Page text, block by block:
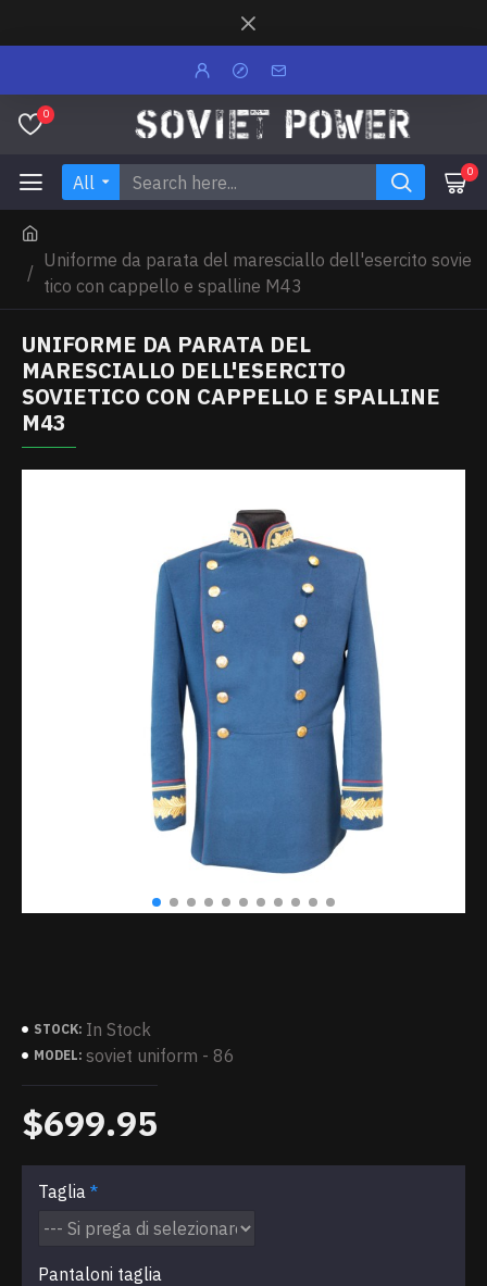
0
All 0
Uniforme da parata del maresciallo dell'esercito sovie
tico con cappello e spalline M43
UNIFORME DA PARATA DEL
MARESCIALLO DELL'ESERCITO
SOVIETICO CON CAPPELLO E SPALLINE
M43
STOCK: In Stock
MODEL: soviet uniform - 86
$699.95
Taglia
Pantaloni taglia